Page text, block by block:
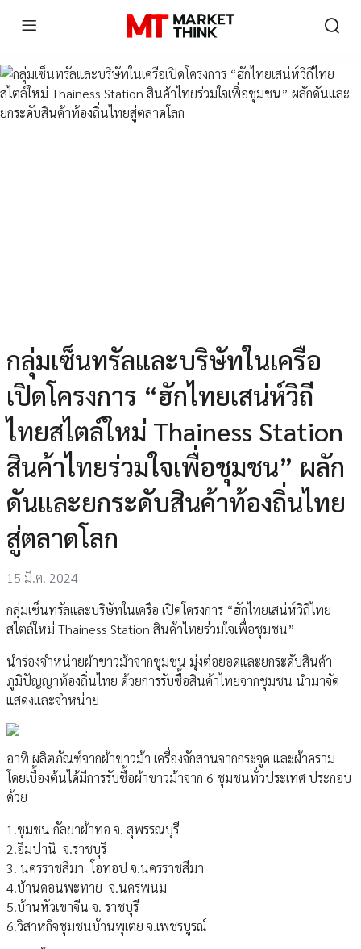
กลุ่มเซ็นทรัลและบริษัทในเครือ
เปิดโครงการ “ฮักไทยเสน่ห์วิถี
ไทยสไตล์ใหม่ Thainess Station
สินค้าไทยร่วมใจเพื่อชุมชน” ผลัก
ดันและยกระดับสินค้าท้องถิ่นไทย
สู่ตลาดโลก
15 มี.ค. 2024
กลุ่มเซ็นทรัลและบริษัทในเครือ เปิดโครงการ “ฮักไทยเสน่ห์วิถีไทย
สไตล์ใหม่ Thainess Station สินค้าไทยร่วมใจเพื่อชุมชน”
นำร่องจำหน่ายผ้าขาวม้าจากชุมชน มุ่งต่อยอดและยกระดับสินค้า
ภูมิปัญญาท้องถิ่นไทย ด้วยการรับซื้อสินค้าไทยจากชุมชน นำมาจัด
แสดงและจำหน่าย
อาทิ ผลิตภัณฑ์จากผ้าขาวม้า เครื่องจักสานจากกระจูด และผ้าคราม
โดยเบื้องต้นได้มีการรับซื้อผ้าขาวม้าจาก 6 ชุมชนทั่วประเทศ ประกอบ
ด้วย
1.ชุมชน กัลยาผ้าทอ จ. สุพรรณบุรี
2.อิมปานิ จ.ราชบุรี
3. นครราชสีมา โอทอป จ.นครราชสีมา
4.บ้านดอนพะทาย จ.นครพนม
5.บ้านหัวเขาจีน จ. ราชบุรี
6.วิสาหกิจชุมชนบ้านพุเตย จ.เพชรบูรณ์